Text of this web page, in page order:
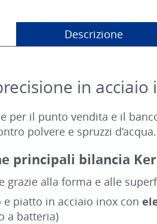
Descrizione
in acciaio
per il punto vendita e il
polvere e spruzzi d‘acqua.
principali bilancia
grazie alla forma e alle
piatto in acciaio inox con
a batteria)